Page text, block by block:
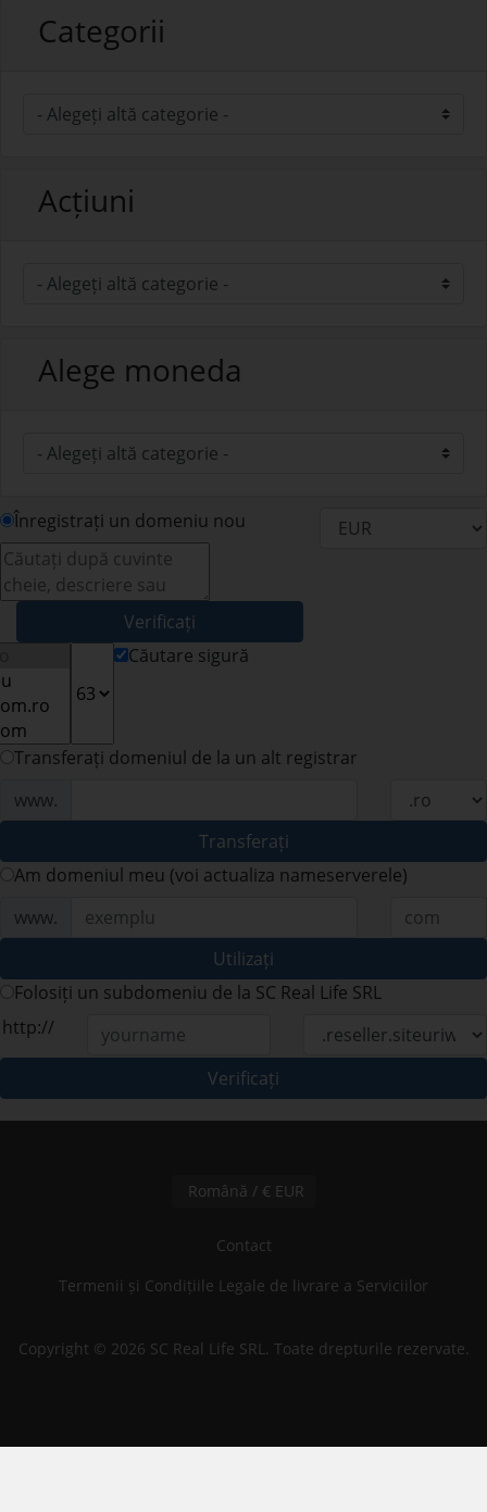
Categorii
Acțiuni
Alege moneda
Înregistrați un domeniu nou
Verificați
Căutare sigură
Transferați domeniul de la un alt registrar
www.
Transferați
Am domeniul meu (voi actualiza nameserverele)
www.
Utilizați
Folosiți un subdomeniu de la SC Real Life SRL
http://
Verificați
Română / € EUR
Contact
Termenii și Condițiile Legale de livrare a Serviciilor
Copyright © 2026 SC Real Life SRL. Toate drepturile rezervate.